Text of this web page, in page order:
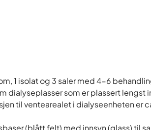
1 isolat og 3 saler med 4-6
dialyseplasser som er plassert lengst
til ventearealet i dialyseenheten er
(blått felt) med innsyn (glass) til